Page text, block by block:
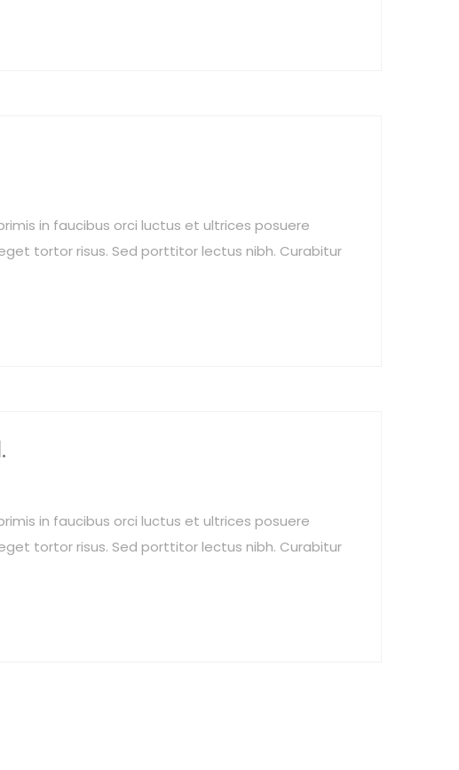
in faucibus orci luctus et ultrices posuere
tortor risus. Sed porttitor lectus nibh. Curabitur
in faucibus orci luctus et ultrices posuere
tortor risus. Sed porttitor lectus nibh. Curabitur